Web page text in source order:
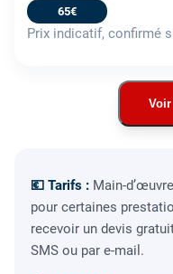
65€
Prix indicatif, confirmé
💶 Tarifs : Main-
pour certaines
recevoir un devis
SMS ou par e-mail.